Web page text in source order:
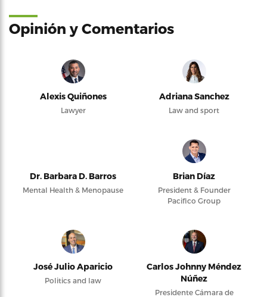
Opinión y Comentarios
Alexis Quiñones
Lawyer
Adriana Sanchez
Law and sport
Dr. Barbara D. Barros
Mental Health & Menopause
Brian Díaz
President & Founder
Pacifico Group
José Julio Aparicio
Politics and law
Carlos Johnny Méndez
Núñez
Presidente Cámara de